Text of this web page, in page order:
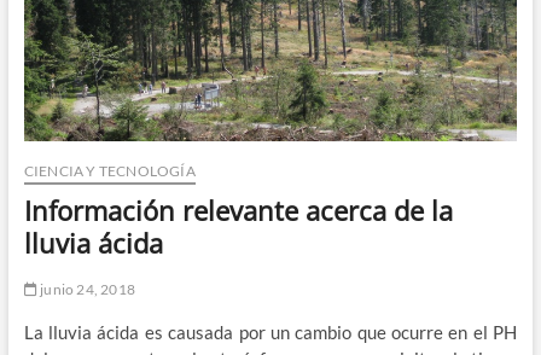
CIENCIA Y TECNOLOGÍA
Información relevante acerca de la
lluvia ácida
junio 24, 2018
La lluvia ácida es causada por un cambio que ocurre en el PH